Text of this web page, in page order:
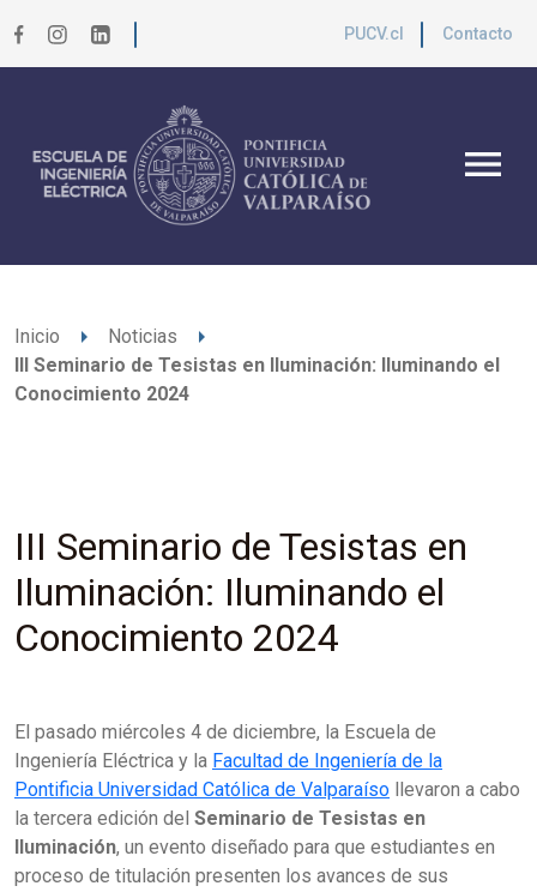
PUCV.cl Contacto
menu
Inicio arrow_right Noticias arrow_right
III Seminario de Tesistas en Iluminación: Iluminando el
Conocimiento 2024
III Seminario de Tesistas en
Iluminación: Iluminando el
Conocimiento 2024
El pasado miércoles 4 de diciembre, la Escuela de
Ingeniería Eléctrica y la Facultad de Ingeniería de la
Pontificia Universidad Católica de Valparaíso llevaron a cabo
la tercera edición del Seminario de Tesistas en
Iluminación, un evento diseñado para que estudiantes en
proceso de titulación presenten los avances de sus